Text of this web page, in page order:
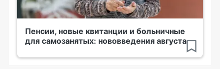
Пенсии, новые квитанции и больничные
для самозанятых: нововведения августа